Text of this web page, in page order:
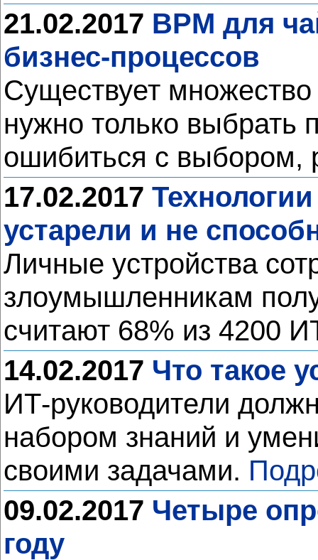
21.02.2017 BPM для
бизнес-процессов
Существует
нужно только выбрать
ошибиться с выбором,
17.02.2017
устарели и не
Личные устройства
злоумышленникам
считают 68% из 4200
14.02.2017 Что такое
ИТ-руководители
набором знаний и
своими задачами.
09.02.2017 Четыре
году